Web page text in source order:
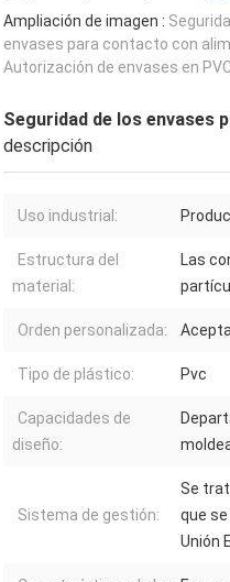
Ampliación de imagen :
envases para contacto con
Autorización de envases en
Seguridad de los envases
descripción
Uso industrial:
Estructura del
material:
Las
Orden personalizada:
Tipo de plástico: Pvc
Capacidades de
diseño:
Sistema de gestión:
Se
que
Unión